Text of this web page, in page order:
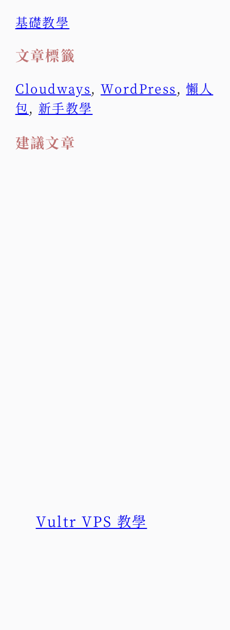
基礎教學
文章標籤
Cloudways,WordPress,懶人
包, 新手教學
建議文章
Vultr VPS 教學